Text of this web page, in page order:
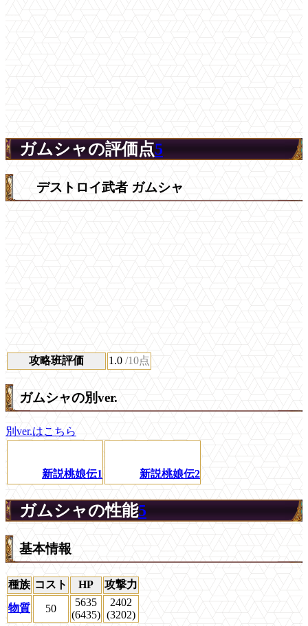
ガムシャの評価点5
デストロイ武者 ガムシャ
攻略班評価 1.0 /10点
ガムシャの別ver.
別ver.はこちら
新説桃娘伝1 新説桃娘伝2
ガムシャの性能5
基本情報
種族 コスト HP
攻撃力
物質
50
5635
(6435)
2402
(3202)